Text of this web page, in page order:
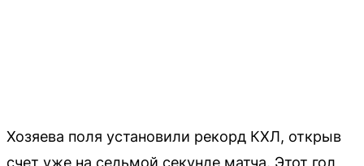
Хозяева поля установили рекорд КХЛ, открыв
счет уже на седьмой секунде матча. Этот гол